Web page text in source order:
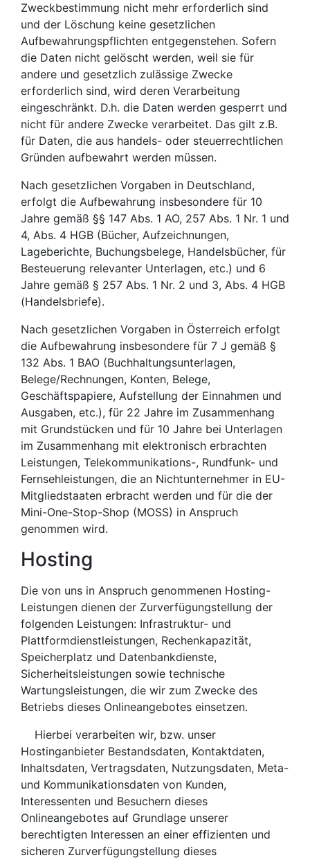
Zweckbestimmung nicht mehr erforderlich sind
und der Löschung keine gesetzlichen
Aufbewahrungspflichten entgegenstehen. Sofern
die Daten nicht gelöscht werden, weil sie für
andere und gesetzlich zulässige Zwecke
erforderlich sind, wird deren Verarbeitung
eingeschränkt. D.h. die Daten werden gesperrt und
nicht für andere Zwecke verarbeitet. Das gilt z.B.
für Daten, die aus handels- oder steuerrechtlichen
Gründen aufbewahrt werden müssen.
Nach gesetzlichen Vorgaben in Deutschland,
erfolgt die Aufbewahrung insbesondere für 10
Jahre gemäß §§ 147 Abs. 1 AO, 257 Abs. 1 Nr. 1 und
4, Abs. 4 HGB (Bücher, Aufzeichnungen,
Lageberichte, Buchungsbelege, Handelsbücher, für
Besteuerung relevanter Unterlagen, etc.) und 6
Jahre gemäß § 257 Abs. 1 Nr. 2 und 3, Abs. 4 HGB
(Handelsbriefe).
Nach gesetzlichen Vorgaben in Österreich erfolgt
die Aufbewahrung insbesondere für 7 J gemäß §
132 Abs. 1 BAO (Buchhaltungsunterlagen,
Belege/Rechnungen, Konten, Belege,
Geschäftspapiere, Aufstellung der Einnahmen und
Ausgaben, etc.), für 22 Jahre im Zusammenhang
mit Grundstücken und für 10 Jahre bei Unterlagen
im Zusammenhang mit elektronisch erbrachten
Leistungen, Telekommunikations-, Rundfunk- und
Fernsehleistungen, die an Nichtunternehmer in EU-
Mitgliedstaaten erbracht werden und für die der
Mini-One-Stop-Shop (MOSS) in Anspruch
genommen wird.
Hosting
Die von uns in Anspruch genommenen Hosting-
Leistungen dienen der Zurverfügungstellung der
folgenden Leistungen: Infrastruktur- und
Plattformdienstleistungen, Rechenkapazität,
Speicherplatz und Datenbankdienste,
Sicherheitsleistungen sowie technische
Wartungsleistungen, die wir zum Zwecke des
Betriebs dieses Onlineangebotes einsetzen.
Hierbei verarbeiten wir, bzw. unser
Hostinganbieter Bestandsdaten, Kontaktdaten,
Inhaltsdaten, Vertragsdaten, Nutzungsdaten, Meta-
und Kommunikationsdaten von Kunden,
Interessenten und Besuchern dieses
Onlineangebotes auf Grundlage unserer
berechtigten Interessen an einer effizienten und
sicheren Zurverfügungstellung dieses